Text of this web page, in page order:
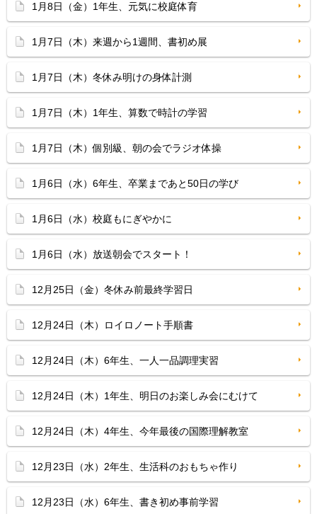
1月8日（金）1年生、元気に校庭体育
1月7日（木）来週から1週間、書初め展
1月7日（木）冬休み明けの身体計測
1月7日（木）1年生、算数で時計の学習
1月7日（木）個別級、朝の会でラジオ体操
1月6日（水）6年生、卒業まであと50日の学び
1月6日（水）校庭もにぎやかに
1月6日（水）放送朝会でスタート！
12月25日（金）冬休み前最終学習日
12月24日（木）ロイロノート手順書
12月24日（木）6年生、一人一品調理実習
12月24日（木）1年生、明日のお楽しみ会にむけて
12月24日（木）4年生、今年最後の国際理解教室
12月23日（水）2年生、生活科のおもちゃ作り
12月23日（水）6年生、書き初め事前学習